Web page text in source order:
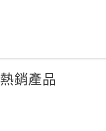
熱銷產品